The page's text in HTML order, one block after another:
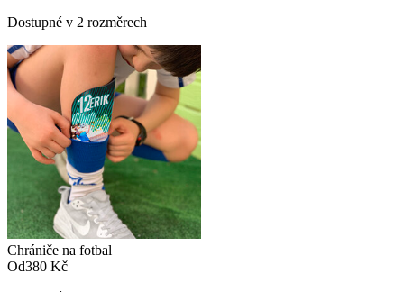
Dostupné v 2 rozměrech
Chrániče na fotbal
Od380 Kč